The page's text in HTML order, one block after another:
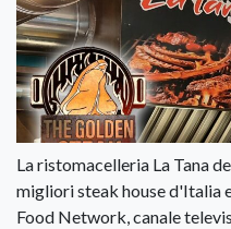
La ristomacelleria La Tana
migliori steak house d'Italia
Food Network, canale